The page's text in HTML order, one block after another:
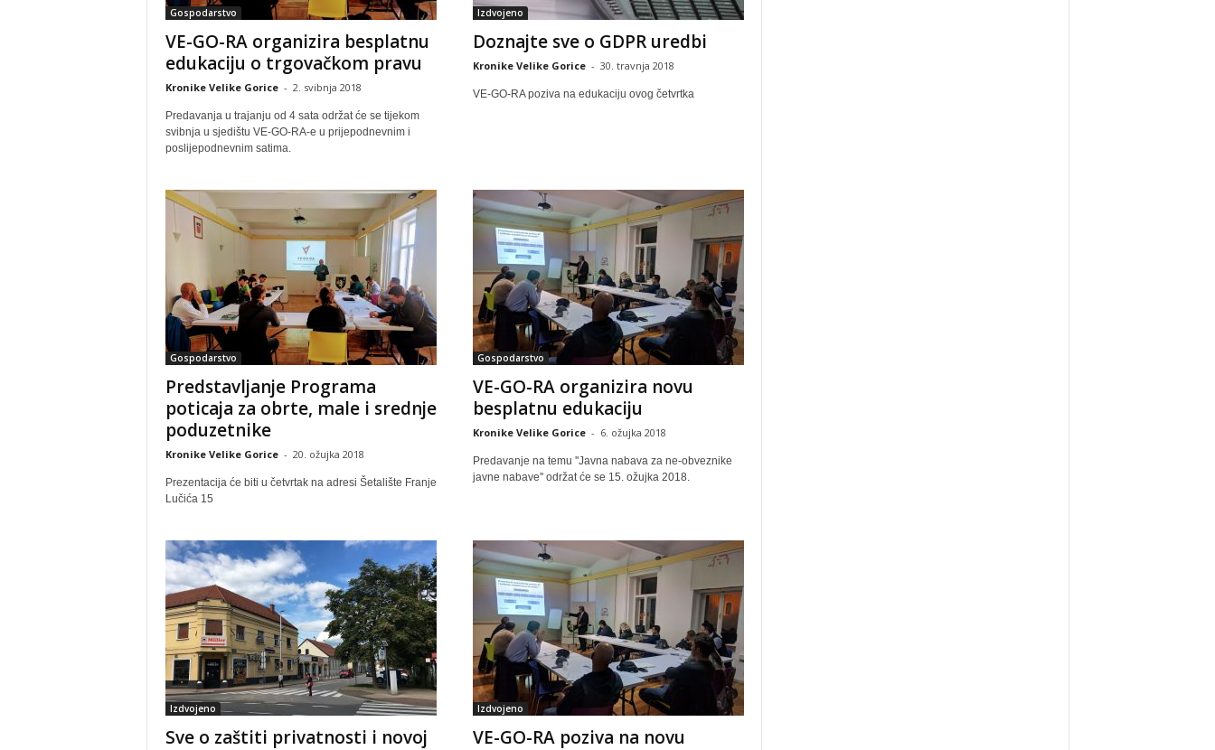
Gospodarstvo
VE-GO-RA organizira besplatnu
edukaciju o trgovačkom pravu
Kronike Velike Gorice - 2. svibnja 2018
Predavanja u trajanju od 4 sata održat će se tijekom
svibnja u sjedištu VE-GO-RA-e u prijepodnevnim i
poslijepodnevnim satima.
Izdvojeno
Doznajte sve o GDPR uredbi
Kronike Velike Gorice - 30. travnja 2018
VE-GO-RA poziva na edukaciju ovog četvrtka
Gospodarstvo
Predstavljanje Programa
poticaja za obrte, male i srednje
poduzetnike
Kronike Velike Gorice - 20. ožujka 2018
Prezentacija će biti u četvrtak na adresi Šetalište Franje
Lučića 15
Gospodarstvo
VE-GO-RA organizira novu
besplatnu edukaciju
Kronike Velike Gorice - 6. ožujka 2018
Predavanje na temu ''Javna nabava za ne-obveznike
javne nabave'' održat će se 15. ožujka 2018.
Izdvojeno
Sve o zaštiti privatnosti i novoj
Izdvojeno
VE-GO-RA poziva na novu